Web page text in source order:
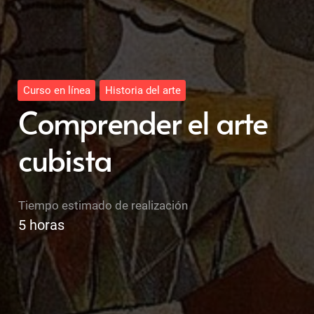
Curso en línea Historia del arte
Comprender el arte
cubista
Tiempo estimado de realización
5 horas